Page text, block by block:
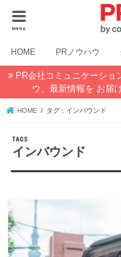
menu
HOME PRノウハウ
PR会社コミュニケーショ
ウ、最新情報を お届
HOME タグ : インバウンド
インバウンド